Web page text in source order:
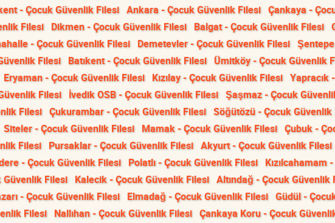
- Çocuk Güvenlik Filesi Ankara - Çocuk Güvenlik Filesi Çankaya -
Filesi Dikmen - Çocuk Güvenlik Filesi Balgat - Çocuk Güvenlik Filesi
- Çocuk Güvenlik Filesi Demetevler - Çocuk Güvenlik Filesi
Filesi Batıkent - Çocuk Güvenlik Filesi Ümitköy - Çocuk Güvenlik
Eryaman - Çocuk Güvenlik Filesi Kızılay - Çocuk Güvenlik Filesi Yapracık
Filesi İvedik OSB - Çocuk Güvenlik Filesi Şaşmaz - Çocuk
Filesi Çukurambar - Çocuk Güvenlik Filesi Söğütözü - Çocuk Güvenlik
Siteler - Çocuk Güvenlik Filesi Mamak - Çocuk Güvenlik Filesi Çubuk -
Filesi Pursaklar - Çocuk Güvenlik Filesi Akyurt - Çocuk Güvenlik Filesi
- Çocuk Güvenlik Filesi Polatlı - Çocuk Güvenlik Filesi Kızılcahamam
Güvenlik Filesi Kalecik - Çocuk Güvenlik Filesi Altındağ - Çocuk Güvenlik
- Çocuk Güvenlik Filesi Elmadağ - Çocuk Güvenlik Filesi Güdül -
Filesi Nallıhan - Çocuk Güvenlik Filesi Çankaya Koru - Çocuk